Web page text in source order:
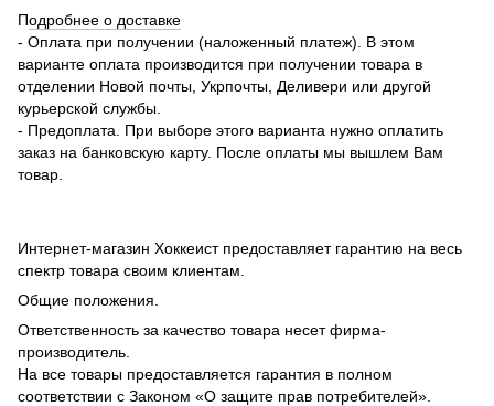
Подробнее о доставке
- Оплата при получении (наложенный платеж). В этом
варианте оплата производится при получении товара в
отделении Новой почты, Укрпочты, Деливери или другой
курьерской службы.
- Предоплата. При выборе этого варианта нужно оплатить
заказ на банковскую карту. После оплаты мы вышлем Вам
товар.
Интернет-магазин Хоккеист предоставляет гарантию на весь
спектр товара своим клиентам.
Общие положения.
Ответственность за качество товара несет фирма-
производитель.
На все товары предоставляется гарантия в полном
соответствии с Законом «О защите прав потребителей».